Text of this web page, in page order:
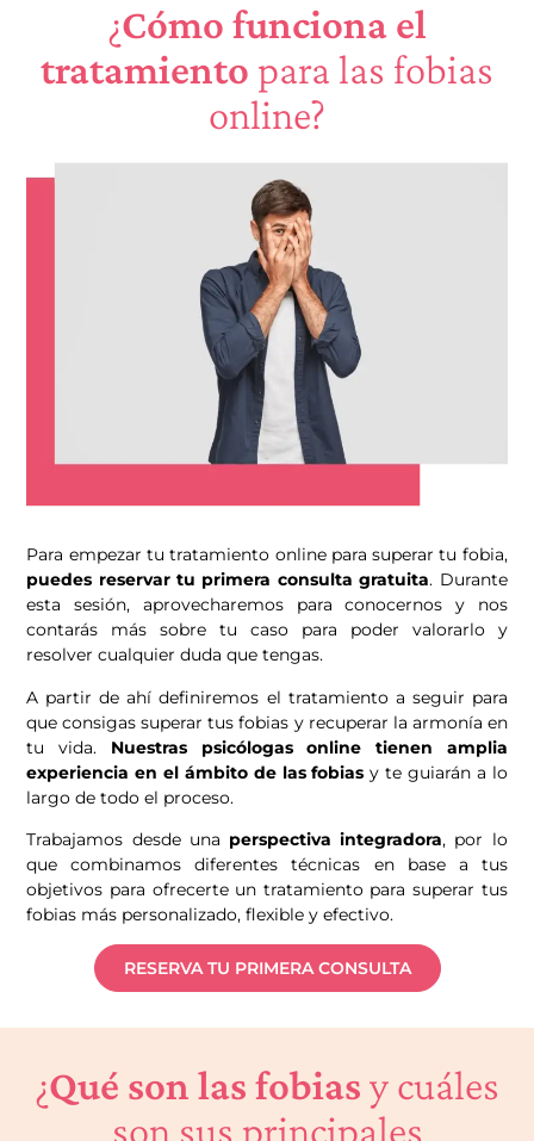
¿Cómo funciona el
tratamiento para las fobias
online?
Para empezar tu tratamiento online para superar tu fobia,
puedes reservar tu primera consulta gratuita. Durante
esta sesión, aprovecharemos para conocernos y nos
contarás más sobre tu caso para poder valorarlo y
resolver cualquier duda que tengas.
A partir de ahí definiremos el tratamiento a seguir para
que consigas superar tus fobias y recuperar la armonía en
tu vida. Nuestras psicólogas online tienen amplia
experiencia en el ámbito de las fobias y te guiarán a lo
largo de todo el proceso.
Trabajamos desde una perspectiva integradora, por lo
que combinamos diferentes técnicas en base a tus
objetivos para ofrecerte un tratamiento para superar tus
fobias más personalizado, flexible y efectivo.
RESERVA TU PRIMERA CONSULTA
¿Qué son las fobias y cuáles
son sus principales